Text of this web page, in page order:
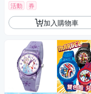
活動 券
加入購物車